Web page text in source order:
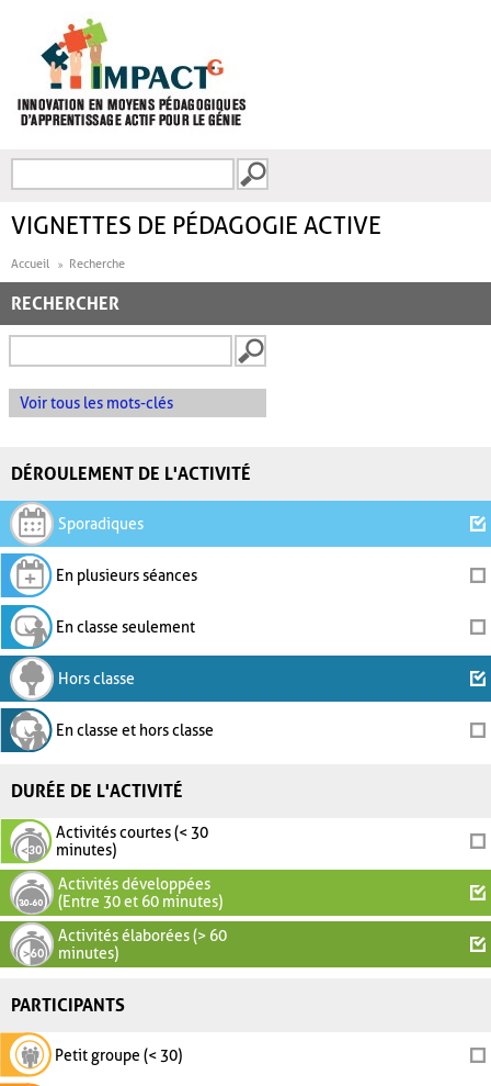
FORMULAIRE DE
VIGNETTES DE PÉDAGOGIE ACTIVE
Accueil Recherche
RECHERCHER
Voir tous les mots-clés
DÉROULEMENT DE L'ACTIVITÉ
Sporadiques
En plusieurs séances
En classe seulement
Hors classe
En classe et hors classe
DURÉE DE L'ACTIVITÉ
Activités courtes (< 30
minutes)
Activités développées
(Entre 30 et 60 minutes)
Activités élaborées (> 60
minutes)
PARTICIPANTS
Petit groupe (< 30)